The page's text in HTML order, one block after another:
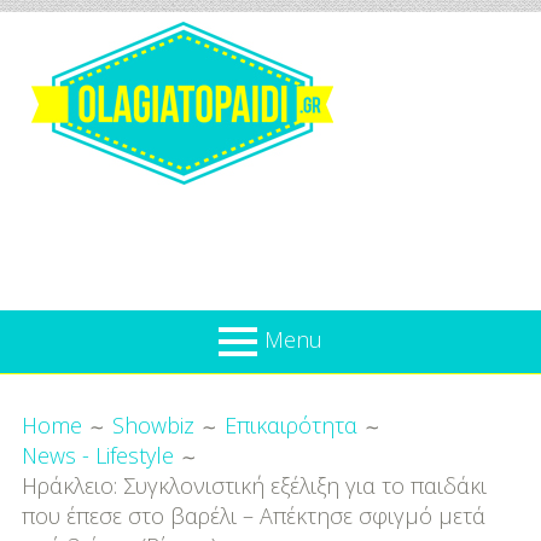
content
Menu
Για
το
Παιδί
Επικαιρότητα
Προσφορές
Home Showbiz
Επικαιρότητα
News - Lifestyle
Ηράκλειο: Συγκλονιστική εξέλιξη για το παιδάκι
που έπεσε στο βαρέλι – Απέκτησε σφιγμό μετά